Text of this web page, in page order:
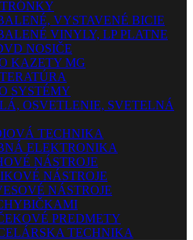
VYSTAVENÉ BICIE
VINYLY, LP PLATNE
NOSIČE
KAZETY MG
SYSTÉMY
OSVETLENIE, SVETELNÁ
TECHNIKA
ELEKTRONIKA
NÁSTROJE
NÁSTROJE
NÁSTROJE
PREDMETY
TECHNIKA